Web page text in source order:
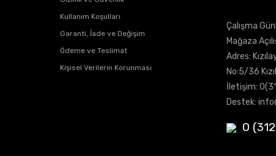
Kullanım Koşulları
Garanti, İade ve Değişim
Ödeme ve Teslimat
Kişisel Verilerin Korunması
Çalışma
Mağaza
Adres:
No:5/36
İletişim:
Destek:
0